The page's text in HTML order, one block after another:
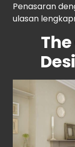
Penasaran
ulasan